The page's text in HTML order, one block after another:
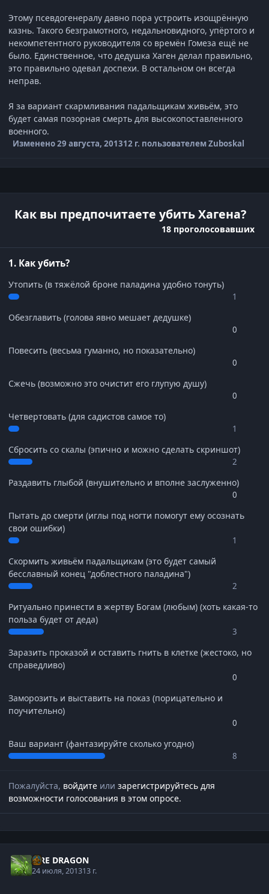
Этому псевдогенералу давно пора устроить изощрённую
казнь. Такого безграмотного, недальновидного, упёртого и
некомпетентного руководителя со времён Гомеза ещё не
было. Единственное, что дедушка Хаген делал правильно,
это правильно одевал доспехи. В остальном он всегда
неправ.
Я за вариант скармливания падальщикам живьём, это
будет самая позорная смерть для высокопоставленного
военного.
Изменено29 августа, 201312 г. пользователем Zuboskal
Как вы предпочитаете убить Хагена?
18 проголосовавших
1. Как убить?
Утопить (в тяжёлой броне паладина удобно тонуть)
1
Обезглавить (голова явно мешает дедушке)
0
Повесить (весьма гуманно, но показательно)
0
Сжечь (возможно это очистит его глупую душу)
0
Четвертовать (для садистов самое то)
1
Сбросить со скалы (эпично и можно сделать скриншот)
2
Раздавить глыбой (внушительно и вполне заслуженно)
0
Пытать до смерти (иглы под ногти помогут ему осознать
свои ошибки)
1
Скормить живьём падальщикам (это будет самый
бесславный конец "доблестного паладина")
2
Ритуально принести в жертву Богам (любым) (хоть какая-то
польза будет от деда)
3
Заразить проказой и оставить гнить в клетке (жестоко, но
справедливо)
0
Заморозить и выставить на показ (порицательно и
поучительно)
0
Ваш вариант (фантазируйте сколько угодно)
8
Пожалуйста, войдите или зарегистрируйтесь для
возможности голосования в этом опросе.
FIRE DRAGON
24 июля, 201313 г.